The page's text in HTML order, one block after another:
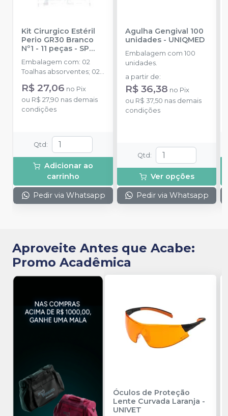
Kit Cirurgico Estéril
Perio GR30 Branco
Nº1 - 11 peças - SP
HEALTH
Embalagem com: 02
Toalhas absorventes; 02
Aventais cirúrgicos; 02
Capas de mangueira; 02
Capas de refletor; 01
Campos de mesa
Campo fenestrado
120x70cm.
R$ 27,06 no Pix
ou R$ 27,90 nas demais
condições
Qtd :
Adicionar ao
carrinho
Pedir via Whatsapp
Agulha Gengival 100
unidades- UNIQMED
Embalagem com 100
unidades.
a partir de:
R$ 36,38 no Pix
ou R$ 37,50 nas demais
condições
Qtd :
Ver opções
Pedir via Whatsapp
Aproveite Antes que Acabe:
Promo Acadêmica
Óculos de Proteção
Lente Curvada Laranja -
UNIVET